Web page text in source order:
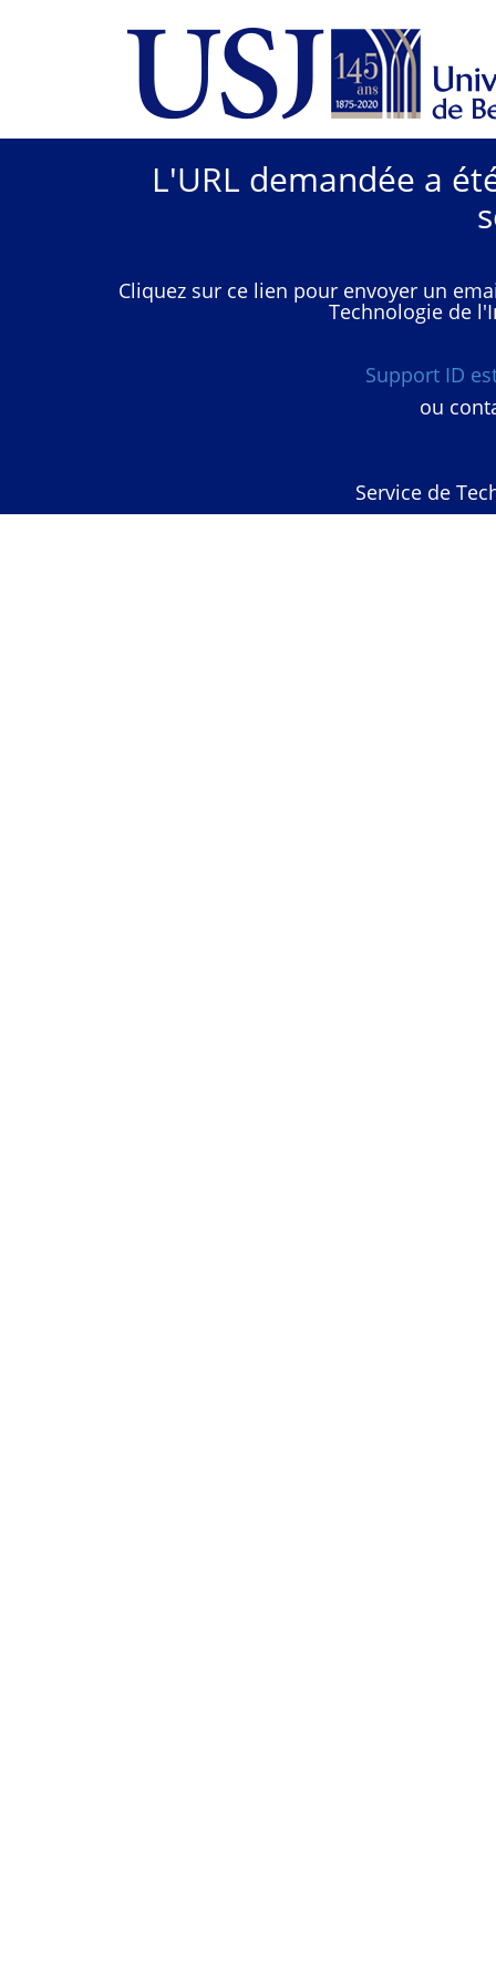
L'URL demandée a
Cliquez sur ce lien pour envoyer un
Technologie de
Support ID
ou
Service de